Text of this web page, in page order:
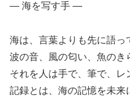
― 海を写す手 ―
海は、言葉よりも先に語っ
波の音、風の匂い、魚のき
それを人は手で、筆で、レ
記録とは、海の記憶を未来